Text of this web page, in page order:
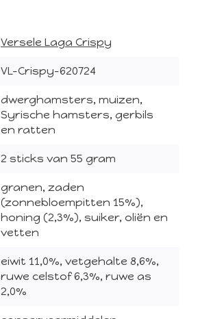
Versele Laga Crispy
VL-Crispy-620724
dwerghamsters, muizen,
Syrische hamsters, gerbils
en ratten
2 sticks van 55 gram
granen, zaden
(zonnebloempitten 15%),
honing (2,3%), suiker, oliën en
vetten
eiwit 11,0%, vetgehalte 8,6%,
ruwe celstof 6,3%, ruwe as
2,0%